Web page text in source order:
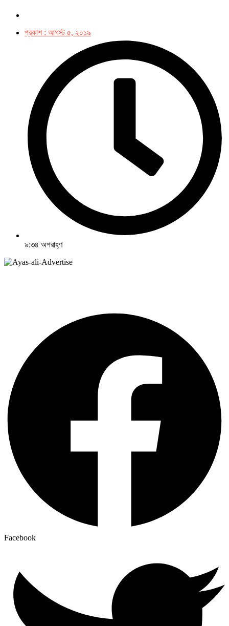
প্রকাশ : আগস্ট ৫, ২০১৯
৯:৩৪ অপরাহ্ণ
Facebook